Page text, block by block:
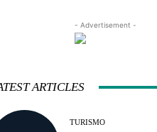
- Advertisement -
ARTICLES
TURISMO